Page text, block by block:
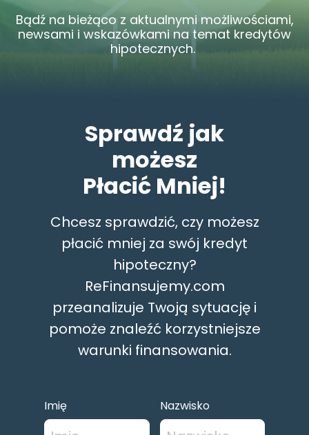
Bądź na bieżąco z aktualnymi możliwościami,
newsami i wskazówkami na temat kredytów
hipotecznych.
Chcesz sprawdzić, czy możesz
płacić mniej za swój kredyt
hipoteczny?
ReFinansujemy.com
przeanalizuje Twoją sytuację i
pomoże znaleźć korzystniejsze
warunki finansowania.
Sprawdź jak
możesz
Płacić Mniej!
Imię Nazwisko